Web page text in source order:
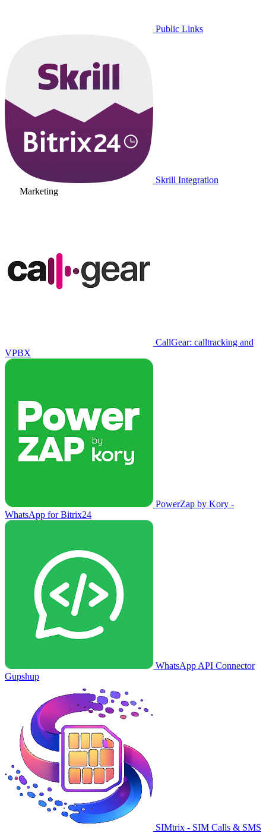
Public Links
Skrill Integration
Marketing
CallGear: calltracking and
VPBX
PowerZap by Kory -
WhatsApp for Bitrix24
WhatsApp API Connector
Gupshup
SIMtrix - SIM Calls & SMS